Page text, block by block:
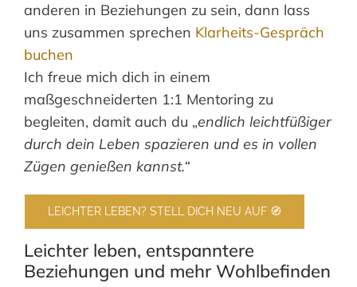
anderen in Beziehungen zu sein, dann lass
uns zusammen sprechen Klarheits-Gespräch
buchen
Ich freue mich dich in einem
maßgeschneiderten 1:1 Mentoring zu
begleiten, damit auch du „endlich leichtfüßiger
durch dein Leben spazieren und es in vollen
Zügen genießen kannst.“
LEICHTER LEBEN? STELL DICH NEU AUF 🧭
Leichter leben, entspanntere
Beziehungen und mehr Wohlbefinden